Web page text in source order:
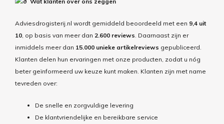
Adviesdrogisterij.nl wordt gemiddeld beoordeeld met een 9,4 uit
10 , op basis van meer dan 2.600 reviews . Daarnaast zijn er
inmiddels meer dan 15.000 unieke artikelreviews gepubliceerd.
Klanten delen hun ervaringen met onze producten, zodat u nóg
beter geïnformeerd uw keuze kunt maken. Klanten zijn met name
tevreden over:
De snelle en zorgvuldige levering
De klantvriendelijke en bereikbare service